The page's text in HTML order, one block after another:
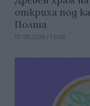
откриха под
Полша
07.08.2026 / 16:00